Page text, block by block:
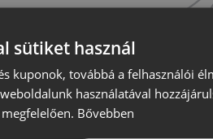
sütiket használ
kuponok, továbbá a felhasználói
használatával
Bővebben